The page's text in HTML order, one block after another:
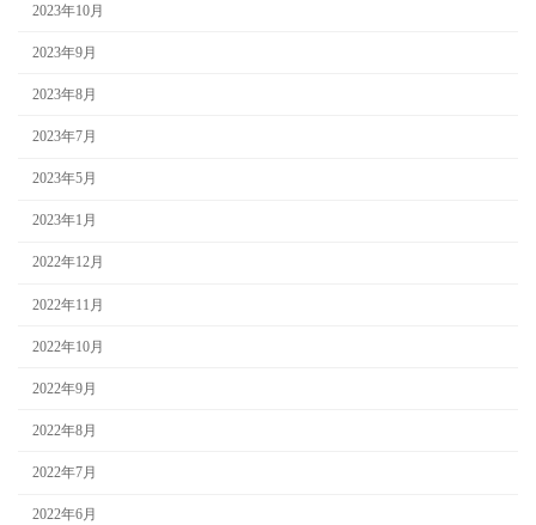
2023年10月
2023年9月
2023年8月
2023年7月
2023年5月
2023年1月
2022年12月
2022年11月
2022年10月
2022年9月
2022年8月
2022年7月
2022年6月